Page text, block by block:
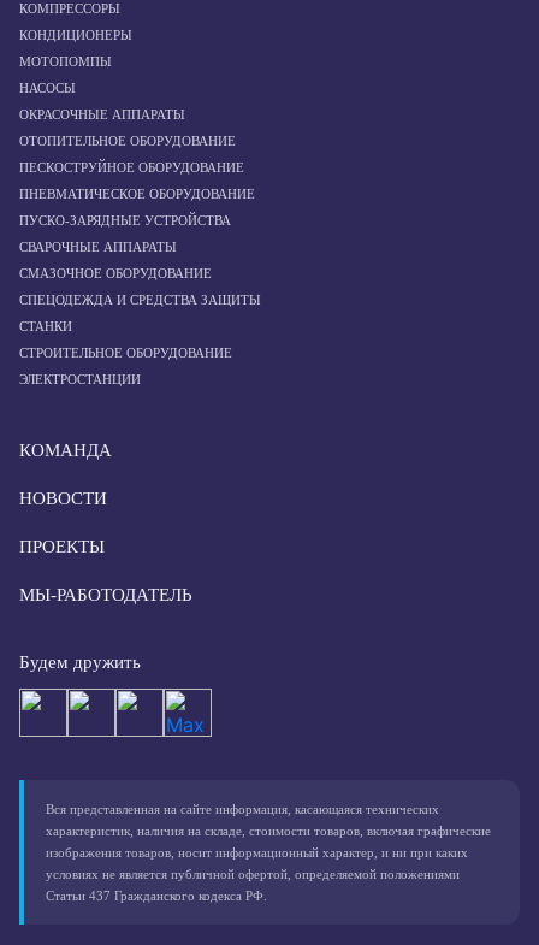
КОМПРЕССОРЫ
КОНДИЦИОНЕРЫ
МОТОПОМПЫ
НАСОСЫ
ОКРАСОЧНЫЕ АППАРАТЫ
ОТОПИТЕЛЬНОЕ ОБОРУДОВАНИЕ
ПЕСКОСТРУЙНОЕ ОБОРУДОВАНИЕ
ПНЕВМАТИЧЕСКОЕ ОБОРУДОВАНИЕ
ПУСКО-ЗАРЯДНЫЕ УСТРОЙСТВА
СВАРОЧНЫЕ АППАРАТЫ
СМАЗОЧНОЕ ОБОРУДОВАНИЕ
СПЕЦОДЕЖДА И СРЕДСТВА ЗАЩИТЫ
СТАНКИ
СТРОИТЕЛЬНОЕ ОБОРУДОВАНИЕ
ЭЛЕКТРОСТАНЦИИ
КОМАНДА
НОВОСТИ
ПРОЕКТЫ
МЫ-РАБОТОДАТЕЛЬ
Будем дружить
Вся представленная на сайте информация, касающаяся технических
характеристик, наличия на складе, стоимости товаров, включая графические
изображения товаров, носит информационный характер, и ни при каких
условиях не является публичной офертой, определяемой положениями
Статьи 437 Гражданского кодекса РФ.